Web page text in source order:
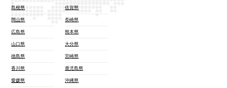
島根県
岡山県
広島県
山口県
徳島県
香川県
愛媛県
佐賀県
長崎県
熊本県
大分県
宮崎県
鹿児島県
沖縄県